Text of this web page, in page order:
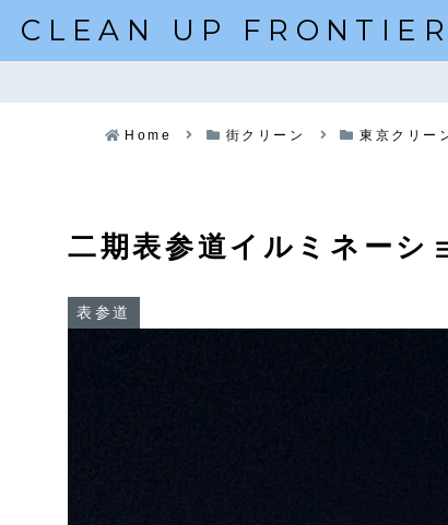
CLEAN UP FRONTIER
Home 街クリーン 東京クリー
二期表参道イルミネーシ
表参道